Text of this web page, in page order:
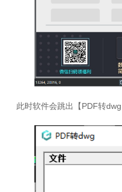
此时软件会跳出【PDF转